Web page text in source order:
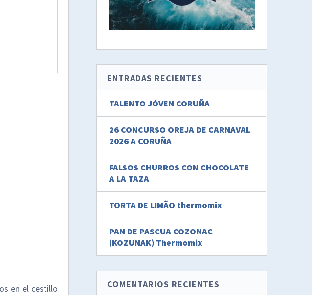
en el cestillo
ENTRADAS RECIENTES
TALENTO JÓVEN CORUÑA
26 CONCURSO OREJA DE CARNAVAL
2026 A CORUÑA
FALSOS CHURROS CON CHOCOLATE
A LA TAZA
TORTA DE LIMÃO thermomix
PAN DE PASCUA COZONAC
(KOZUNAK) Thermomix
COMENTARIOS RECIENTES